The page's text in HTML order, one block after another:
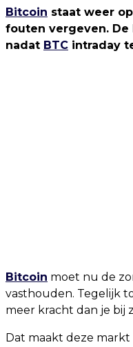
Bitcoin staat weer
fouten vergeven. De
nadat BTC intraday
Bitcoin moet nu de
vasthouden. Tegelijk
meer kracht dan je bij
Dat maakt deze markt